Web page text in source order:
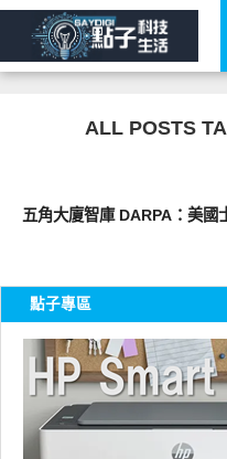
ALL POSTS
五角大廈智庫 DARPA：美國
點子專區